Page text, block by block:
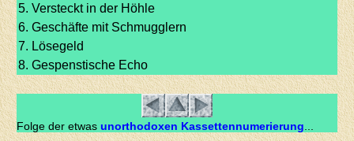
Versteckt in der Höhle
Geschäfte mit Schmugglern
Lösegeld
Gespenstische Echo
Folge der etwasunorthodoxen Kassettennumerierung